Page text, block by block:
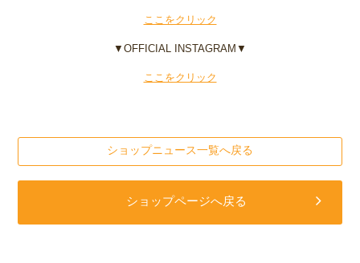
ここをクリック
▼OFFICIAL INSTAGRAM▼
ここをクリック
ショップニュース一覧へ戻る
ショップページへ戻る